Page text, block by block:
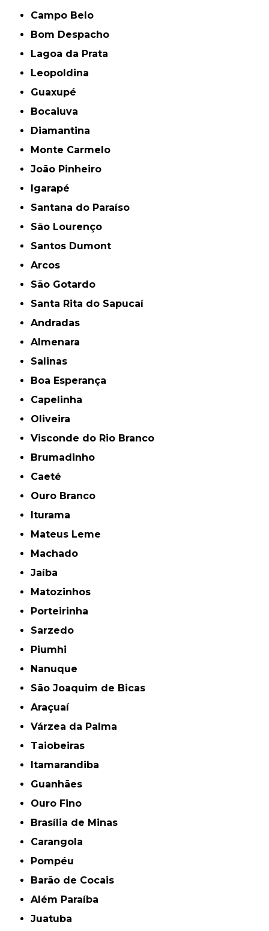
Campo Belo
Bom Despacho
Lagoa da Prata
Leopoldina
Guaxupé
Bocaiuva
Diamantina
Monte Carmelo
João Pinheiro
Igarapé
Santana do Paraíso
São Lourenço
Santos Dumont
Arcos
São Gotardo
Santa Rita do Sapucaí
Andradas
Almenara
Salinas
Boa Esperança
Capelinha
Oliveira
Visconde do Rio Branco
Brumadinho
Caeté
Ouro Branco
Iturama
Mateus Leme
Machado
Jaíba
Matozinhos
Porteirinha
Sarzedo
Piumhi
Nanuque
São Joaquim de Bicas
Araçuaí
Várzea da Palma
Taiobeiras
Itamarandiba
Guanhães
Ouro Fino
Brasília de Minas
Carangola
Pompéu
Barão de Cocais
Além Paraíba
Juatuba